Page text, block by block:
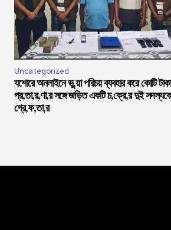
Uncategorized
যশোরে অনলাইনে ভু,য়া পরিচয় ব্যবহার করে কোটি
প্র,তা,র,ণা,র সঙ্গে জড়িত একটি চ,ক্রে,র দুই সদস্যকে
গ্রে,ফ,তা,র